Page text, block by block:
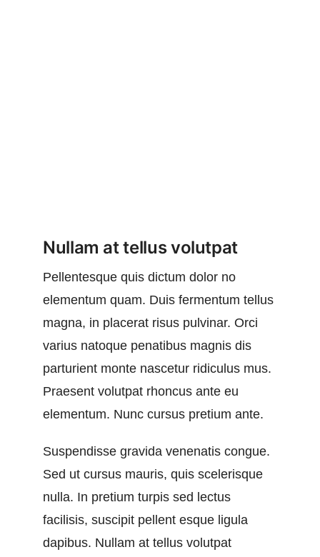
Nullam at tellus volutpat
Pellentesque quis dictum dolor no
elementum quam. Duis fermentum tellus
magna, in placerat risus pulvinar. Orci
varius natoque penatibus magnis dis
parturient monte nascetur ridiculus mus.
Praesent volutpat rhoncus ante eu
elementum. Nunc cursus pretium ante.
Suspendisse gravida venenatis congue.
Sed ut cursus mauris, quis scelerisque
nulla. In pretium turpis sed lectus
facilisis, suscipit pellent esque ligula
dapibus. Nullam at tellus volutpat